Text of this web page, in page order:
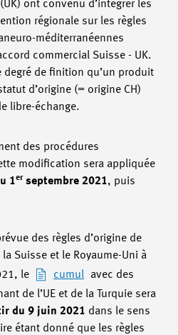
ont convenu d’intégrer les
régionale sur les règles
méditerranéennes
commercial Suisse - UK.
degré de finition qu’un produit
d’origine (= origine CH)
libre-échange.
des procédures
modification sera appliquée
1er septembre 2021, puis
des règles d’origine de
Suisse et le Royaume-Uni à
le cumul
avec des
de l’UE et de la Turquie sera
du 9 juin 2021 dans le sens
étant donné que les règles